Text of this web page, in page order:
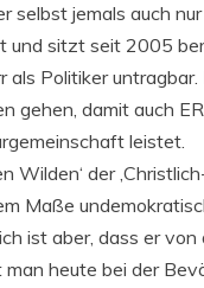
selbst jemals auch
und sitzt seit 2005
als Politiker
gehen, damit auch
leistet.
Wilden‘ der
Maße
ist aber, dass er
heute bei der